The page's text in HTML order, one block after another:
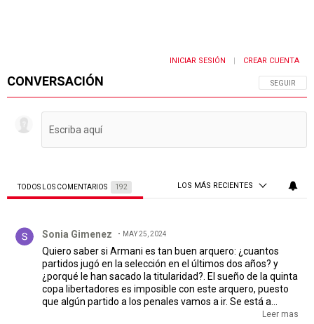
CONVERSACIÓN SIGA ESTA
SEGUIR
INICIAR SESIÓN CREAR CUENTA
TODOS LOS COMENTARIOS 192 LOS MÁS RECIENTES
Sonia Gimenez MAY 25, 2024
Quiero saber si Armani es tan buen arquero: ¿cuantos
partidos jugó en la selección en el últimos dos años? y
¿porqué le han sacado la titularidad?. El sueño de la quinta
copa libertadores es imposible con este arquero, puesto
que algún partido a los penales vamos a ir. Se está a
tiempo de cambiar el futuro futbolístico, pero se debeLeer mas